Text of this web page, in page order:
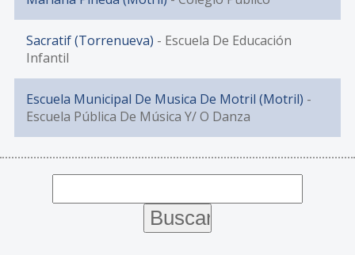
Sacratif (Torrenueva) - Escuela De Educación
Infantil
Escuela Municipal De Musica De Motril (Motril) -
Escuela Pública De Música Y/ O Danza